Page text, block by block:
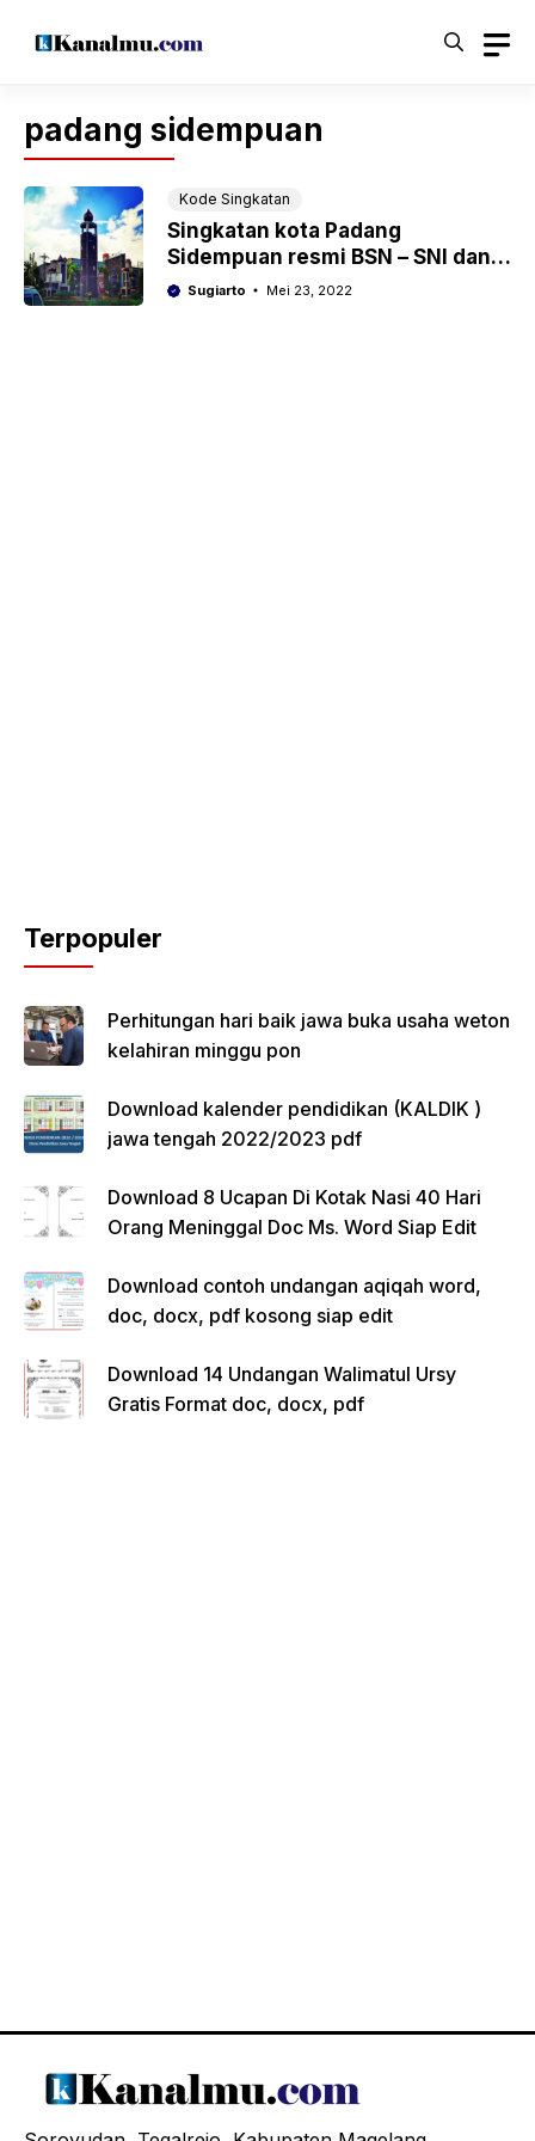
padang sidempuan
Kode Singkatan
Singkatan kota Padang
Sidempuan resmi BSN – SNI dan
ISOSugiarto Mei 23, 2022
Terpopuler
Perhitungan hari baik jawa buka usaha weton
kelahiran minggu pon
Download kalender pendidikan (KALDIK )
jawa tengah 2022/2023 pdf
Download 8 Ucapan Di Kotak Nasi 40 Hari
Orang Meninggal Doc Ms. Word Siap Edit
Download contoh undangan aqiqah word,
doc, docx, pdf kosong siap edit
Download 14 Undangan Walimatul Ursy
Gratis Format doc, docx, pdf